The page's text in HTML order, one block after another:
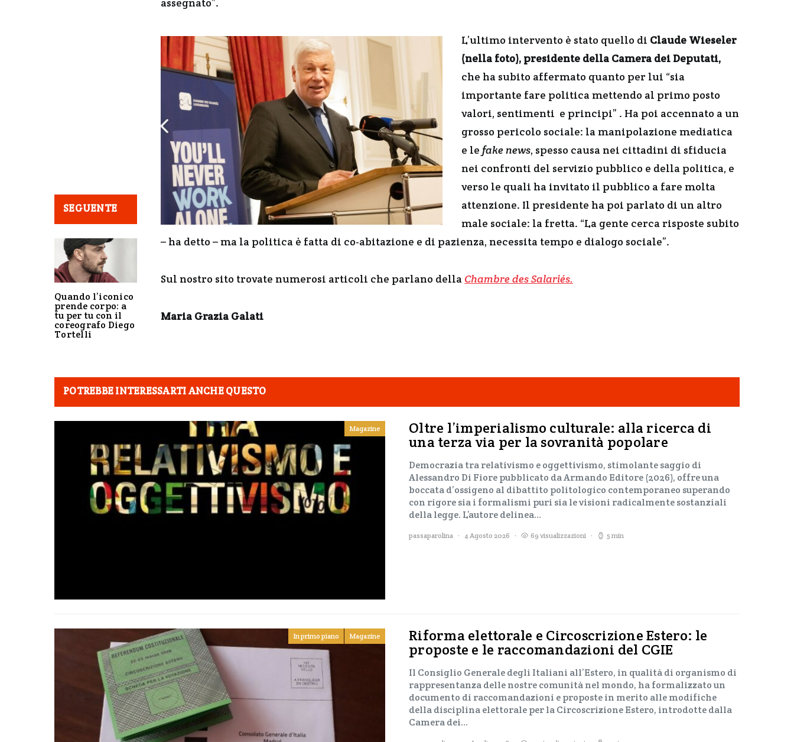
SEGUENTE
Quando l’iconico
prende corpo: a
tu per tu con il
coreografo Diego
Tortelli
L’ultimo intervento è stato quello di Claude Wieseler
(nella foto), presidente della Camera dei Deputati,
che ha subito affermato quanto per lui “sia
importante fare politica mettendo al primo posto
valori, sentimenti e principi” . Ha poi accennato a un
grosso pericolo sociale: la manipolazione mediatica
e le fake news, spesso causa nei cittadini di sfiducia
nei confronti del servizio pubblico e della politica, e
verso le quali ha invitato il pubblico a fare molta
attenzione. Il presidente ha poi parlato di un altro
male sociale: la fretta. “La gente cerca risposte subito
– ha detto – ma la politica è fatta di co-abitazione e di pazienza, necessita tempo e dialogo sociale”.
Sul nostro sito trovate numerosi articoli che parlano della Chambre des Salariés.
Maria Grazia Galati
POTREBBE INTERESSARTI ANCHE QUESTO
Magazine Oltre l’imperialismo culturale: alla ricerca di
una terza via per la sovranità popolare
Democrazia tra relativismo e oggettivismo, stimolante saggio di
Alessandro Di Fiore pubblicato da Armando Editore (2026), offre una
boccata d’ossigeno al dibattito politologico contemporaneo superando
con rigore sia i formalismi puri sia le visioni radicalmente sostanziali
della legge. L’autore delinea…
passaparolina 4 Agosto 2026 69 visualizzazioni 5 min
In primo piano Magazine Riforma elettorale e Circoscrizione Estero: le
proposte e le raccomandazioni del CGIE
Il Consiglio Generale degli Italiani all’Estero, in qualità di organismo di
rappresentanza delle nostre comunità nel mondo, ha formalizzato un
documento di raccomandazioni e proposte in merito alle modifiche
della disciplina elettorale per la Circoscrizione Estero, introdotte dalla
Camera dei…